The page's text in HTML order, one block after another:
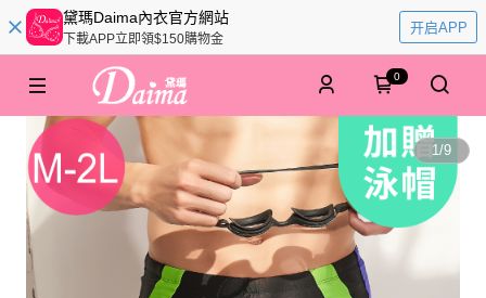
黛瑪Daima內衣官方網站
下載APP立即領$150購物金
开启APP
0
1/9